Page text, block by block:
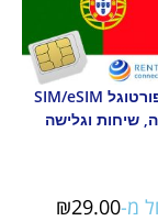
סים לפורטוגל SIM/eSIM
שיחות וגלישה
מ- ₪29.00